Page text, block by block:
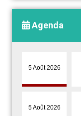
Agenda
5 Août 2026
5 Août 2026